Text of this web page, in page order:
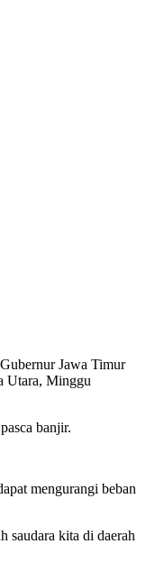
Jawa Timur
Utara, Minggu
banjir.
mengurangi beban
saudara kita di daerah